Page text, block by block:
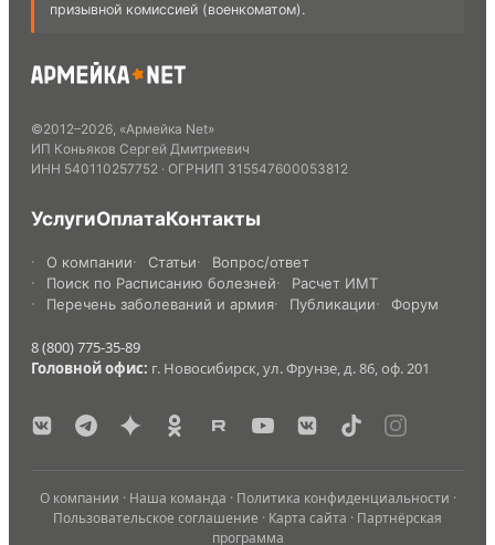
призывной комиссией (военкоматом).
©2012–2026, «Армейка Net»
ИП Коньяков Сергей Дмитриевич
ИНН 540110257752 · ОГРНИП 315547600053812
УслугиОплатаКонтакты
О компании Статьи
Вопрос/ответ
Поиск по Расписанию болезней
Расчет ИМТ
Перечень заболеваний и армия
Публикации Форум
8 (800) 775-35-89
Головной офис: г. Новосибирск, ул. Фрунзе, д. 86, оф. 201
О компании · Наша команда · Политика конфиденциальности ·
Пользовательское соглашение · Карта сайта · Партнёрская
программа